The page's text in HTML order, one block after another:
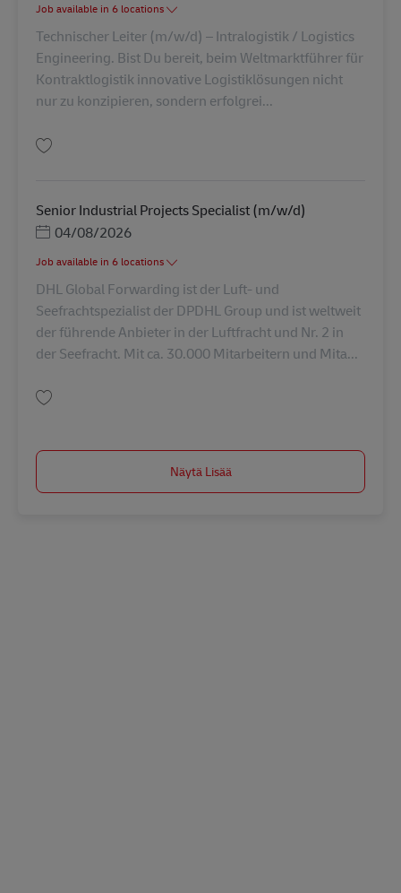
Job available in 6 locations
Technischer Leiter (m/w/d) – Intralogistik / Logistics
Engineering. Bist Du bereit, beim Weltmarktführer für
Kontraktlogistik innovative Logistiklösungen nicht
nur zu konzipieren, sondern erfolgrei...
Senior Industrial Projects Specialist (m/w/d)
Posted Date
04/08/2026
Job available in 6 locations
DHL Global Forwarding ist der Luft- und
Seefrachtspezialist der DPDHL Group und ist weltweit
der führende Anbieter in der Luftfracht und Nr. 2 in
der Seefracht. Mit ca. 30.000 Mitarbeitern und Mita...
Näytä Lisää